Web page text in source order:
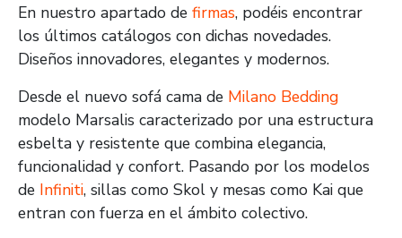
En nuestro apartado de firmas, podéis encontrar
los últimos catálogos con dichas novedades.
Diseños innovadores, elegantes y modernos.
Desde el nuevo sofá cama de Milano Bedding
modelo Marsalis caracterizado por una estructura
esbelta y resistente que combina elegancia,
funcionalidad y confort. Pasando por los modelos
de Infiniti, sillas como Skol y mesas como Kai que
entran con fuerza en el ámbito colectivo.